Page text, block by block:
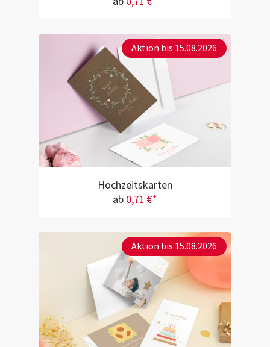
Aktion bis 15.08.2026
Hochzeitskarten
ab 0,71 €*
Aktion bis 15.08.2026